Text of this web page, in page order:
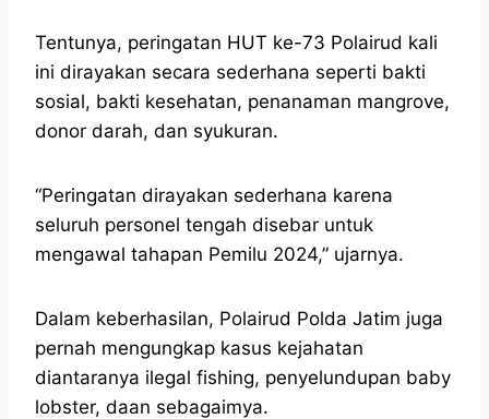
Tentunya, peringatan HUT ke-73 Polairud kali
ini dirayakan secara sederhana seperti bakti
sosial, bakti kesehatan, penanaman mangrove,
donor darah, dan syukuran.
“Peringatan dirayakan sederhana karena
seluruh personel tengah disebar untuk
mengawal tahapan Pemilu 2024,” ujarnya.
Dalam keberhasilan, Polairud Polda Jatim juga
pernah mengungkap kasus kejahatan
diantaranya ilegal fishing, penyelundupan baby
lobster, daan sebagaimya.